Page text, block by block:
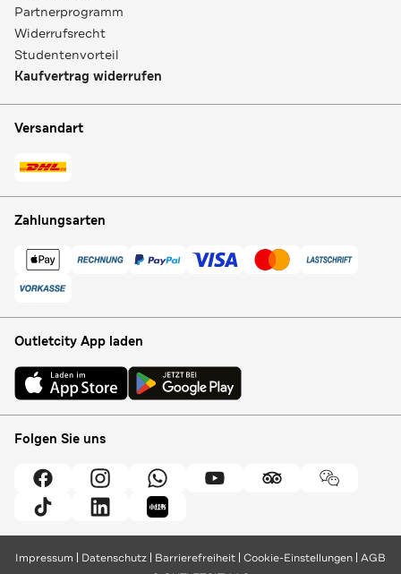
Partnerprogramm
Widerrufsrecht
Studentenvorteil
Kaufvertrag widerrufen
Versandart
Zahlungsarten
Outletcity App laden
Folgen Sie uns
Impressum Datenschutz Barrierefreiheit Cookie-Einstellungen AGB